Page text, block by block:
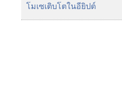
โมเซ​เติบโต​ใน​อียิปต์